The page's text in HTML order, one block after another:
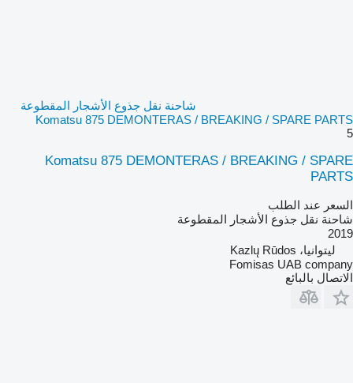
شاحنة نقل جذوع الأشجار المقطوعة
Komatsu 875 DEMONTERAS / BREAKING / SPARE PARTS
5
Komatsu 875 DEMONTERAS / BREAKING / SPARE
PARTS
السعر عند الطلب
شاحنة نقل جذوع الأشجار المقطوعة
2019
ليتوانيا، Kazlų Rūdos
Fomisas UAB company
الاتصال بالبائع